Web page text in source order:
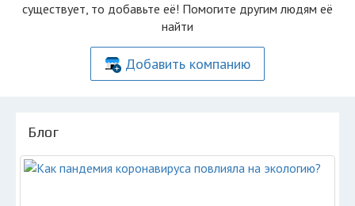
существует, то добавьте её! Помогите другим людям её
найти
Добавить компанию
Блог